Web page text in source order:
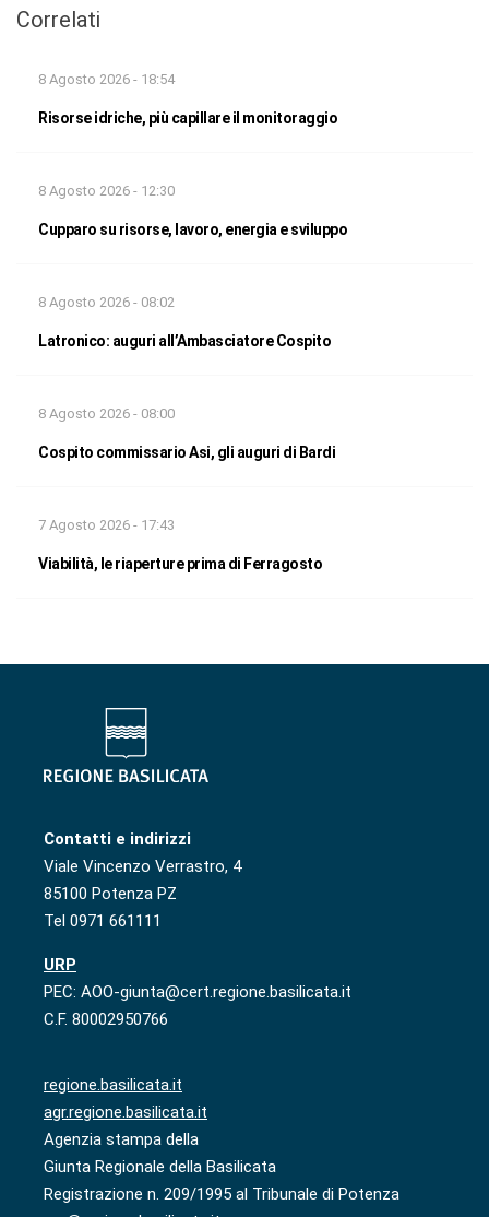
Correlati
8 Agosto 2026 - 18:54
Risorse idriche, più capillare il monitoraggio
8 Agosto 2026 - 12:30
Cupparo su risorse, lavoro, energia e sviluppo
8 Agosto 2026 - 08:02
Latronico: auguri all’Ambasciatore Cospito
8 Agosto 2026 - 08:00
Cospito commissario Asi, gli auguri di Bardi
7 Agosto 2026 - 17:43
Viabilità, le riaperture prima di Ferragosto
Contatti e indirizzi
Viale Vincenzo Verrastro, 4
85100 Potenza PZ
Tel 0971 661111
URP
PEC: AOO-giunta@cert.regione.basilicata.it
C.F. 80002950766
regione.basilicata.it
agr.regione.basilicata.it
Agenzia stampa della
Giunta Regionale della Basilicata
Registrazione n. 209/1995 al Tribunale di Potenza